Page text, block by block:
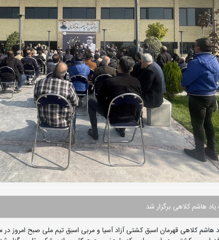
هاشم کلاهی برگزار شد
هاشم کلاهی قهرمان اسبق کشتی آزاد آسیا و مربی اسبق تیم ملی صبح امروز